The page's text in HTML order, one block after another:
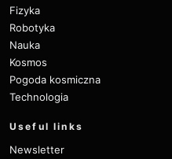
Fizyka
Robotyka
Nauka
Kosmos
Pogoda kosmiczna
Technologia
Useful links
Newsletter